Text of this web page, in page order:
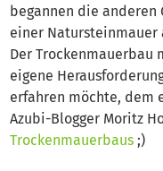
begannen die
einer Natursteinmauer
Der Trockenmauerbau
eigene
erfahren möchte, dem
Azubi-Blogger Moritz
Trockenmauerbaus ;)